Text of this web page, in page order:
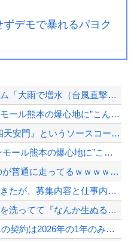
デモで暴れるパヨク
中国「大洪水！」三峡ダム「大雨で増水（台風直撃前」中国ダム「緊急放流！」中国鉄道...
【速報】専門家「イオンモール熊本の爆心地に”こんなもの”があったんだけど…」
東京大学のHP内に『六四天安門』というソースコードを埋め込んだ教授、その結末がこ...
【速報】 専門家「イオンモール熊本の爆心地に”こんなもの”があったんだけど…」
【画像】 福岡、こんなのが普通に走ってるｗｗｗｗｗｗｗｗｗｗｗｗｗｗｗｗｗｗｗｗ...
石材店事務の面接行ってきたが、募集内容と仕事内容が全然違った。接客と清掃、草取り...
【悲報】橋本マナミ「頭を洗ってて『なんか生ぬるいな』と思ったら、後ろで息子が…」
ペレスとキャデラックF1の契約は2026年の1年のみ、2027年に向けてウィリア...